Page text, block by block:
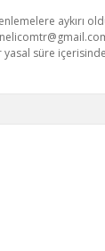
aykırı
süre